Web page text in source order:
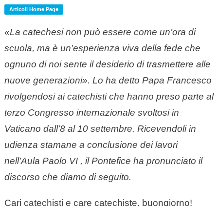
Articoli Home Page
«La catechesi non può essere come un’ora di
scuola, ma è un’esperienza viva della fede che
ognuno di noi sente il desiderio di trasmettere alle
nuove generazioni». Lo ha detto Papa Francesco
rivolgendosi ai catechisti che hanno preso parte al
terzo Congresso internazionale svoltosi in
Vaticano dall’8 al 10 settembre. Ricevendoli in
udienza stamane a conclusione dei lavori
nell’Aula Paolo VI , il Pontefice ha pronunciato il
discorso che diamo di seguito.
Cari catechisti e care catechiste, buongiorno!